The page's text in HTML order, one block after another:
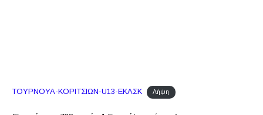
ΤΟΥΡΝΟΥΑ-ΚΟΡΙΤΣΙΩΝ-U13-ΕΚΑΣΚ Λήψη